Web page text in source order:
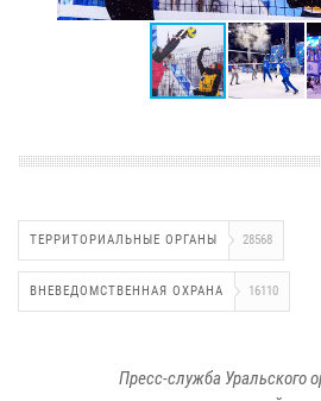
ТЕРРИТОРИАЛЬНЫЕ ОРГАНЫ 28568
ВНЕВЕДОМСТВЕННАЯ ОХРАНА 16110
Пресс-служба Уральского